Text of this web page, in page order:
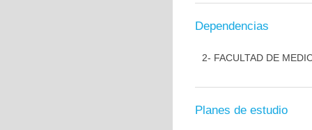
Dependencias
2- FACULTAD DE
Planes de estudio